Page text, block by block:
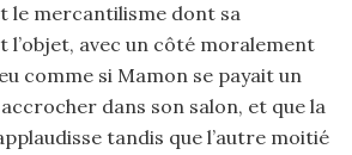
le mercantilisme dont sa
avec un côté moralement
comme si Mamon se payait un
accrocher dans son salon, et que la
tandis que l’autre moitié